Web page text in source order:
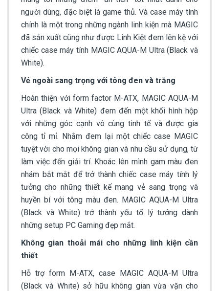
người dùng, đặc biệt là game thủ. Và case máy tính
chính là một trong những ngành linh kiện mà MAGIC
đã sản xuất cũng như được Linh Kiệt đem lên kệ với
chiếc case máy tính MAGIC AQUA-M Ultra (Black và
White).
Vẻ ngoài sang trọng với tông đen và trắng
Hoàn thiện với form factor M-ATX, MAGIC AQUA-M
Ultra (Black và White) đem đến một khối hình hộp
với những góc cạnh vô cùng tinh tế và được gia
công tỉ mỉ. Nhằm đem lại một chiếc case MAGIC
tuyệt vời cho mọi không gian và nhu cầu sử dụng, từ
làm việc đến giải trí. Khoác lên mình gam màu đen
nhám bắt mắt để trở thành chiếc case máy tính lý
tưởng cho những thiết kế mang vẻ sang trọng và
huyền bí với tông màu đen. MAGIC AQUA-M Ultra
(Black và White) trở thành yếu tố lý tưởng dành
những setup PC Gaming đẹp mắt.
Không gian thoải mái cho những linh kiện cần
thiết
Hỗ trợ form M-ATX, case MAGIC AQUA-M Ultra
(Black và White) sở hữu không gian vừa vặn cho